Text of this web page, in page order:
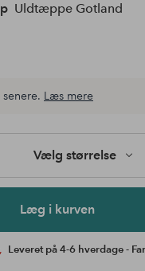
Uldtæppe Gotland
i
Læs mere
Vælg størrelse
Læg i kurven
Leveret på 4-6 hverdage -